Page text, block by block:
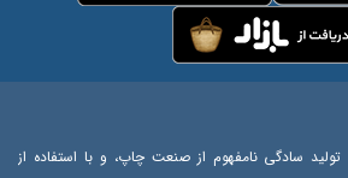
سادگی نامفهوم از صنعت چاپ، و با استفاده از